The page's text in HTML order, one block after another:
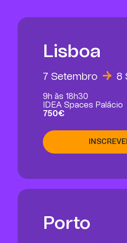
Lisboa
7 Setembro 8
9h às 18h30
IDEA Spaces Palácio
750€
Porto